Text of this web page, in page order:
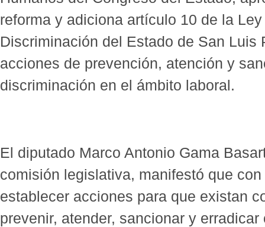
reforma y adiciona artículo 10 de la
Discriminación del Estado de San Luis
acciones de prevención, atención y
discriminación en el ámbito laboral.
El diputado Marco Antonio Gama
comisión legislativa, manifestó que
establecer acciones para que existan
prevenir, atender, sancionar y